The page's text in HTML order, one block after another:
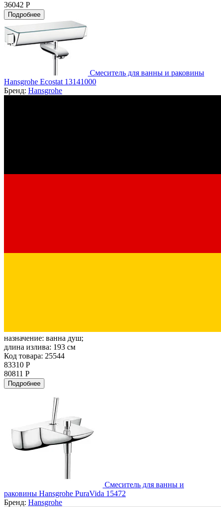
36042 Р
Подробнее
Смеситель для ванны и раковины
Hansgrohe Ecostat 13141000
Бренд: Hansgrohe
назначение: ванна душ;
длина излива: 193 см
Код товара: 25544
83310 Р
80811 Р
Подробнее
Смеситель для ванны и
раковины Hansgrohe PuraVida 15472
Бренд: Hansgrohe